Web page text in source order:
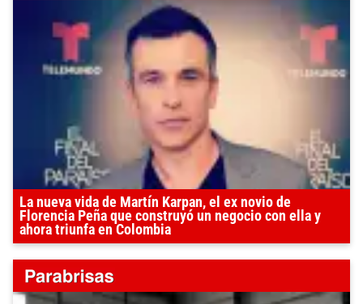
La nueva vida de Martín Karpan, el ex novio de
Florencia Peña que construyó un negocio con ella y
ahora triunfa en Colombia